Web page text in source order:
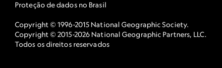
Proteção de dados no Brasil
Copyright © 1996-2015 National Geographic Society.
Copyright © 2015-2026 National Geographic Partners, LLC.
Todos os direitos reservados